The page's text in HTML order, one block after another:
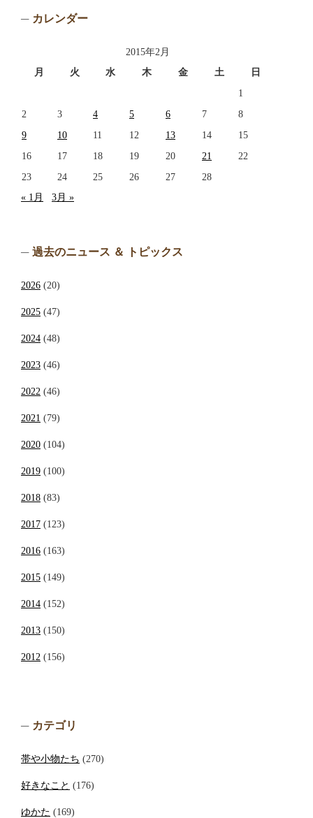
カレンダー
2015年2月
月
火 水 木 金 土
日
1
2
3 4 5 6 7
8
9
10 11 12 13 14
15
16
17 18 19 20 21
22
23
24 25 26 27
28
« 1月
3月 »
過去のニュース ＆ トピックス
2026 (20)
2025 (47)
2024 (48)
2023 (46)
2022 (46)
2021 (79)
2020 (104)
2019 (100)
2018 (83)
2017 (123)
2016 (163)
2015 (149)
2014 (152)
2013 (150)
2012 (156)
カテゴリ
帯や小物たち (270)
好きなこと (176)
ゆかた (169)